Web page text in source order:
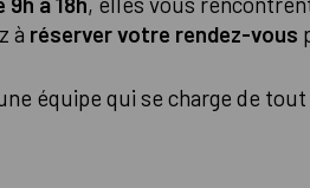
à réserver votre rendez-vous
équipe qui se charge de